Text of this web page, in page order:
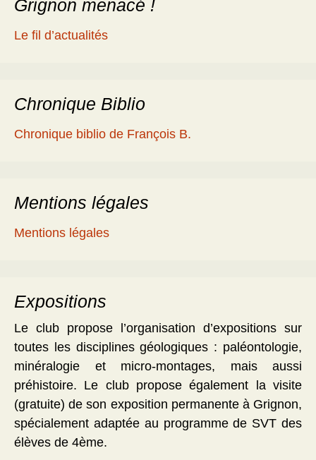
Grignon menacé !
Le fil d’actualités
Chronique Biblio
Chronique biblio de François B.
Mentions légales
Mentions légales
Expositions
Le club propose l’organisation d’expositions sur
toutes les disciplines géologiques : paléontologie,
minéralogie et micro-montages, mais aussi
préhistoire. Le club propose également la visite
(gratuite) de son exposition permanente à Grignon,
spécialement adaptée au programme de SVT des
élèves de 4ème.